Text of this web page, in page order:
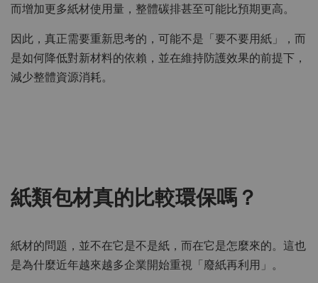
而增加更多紙材使用量，整體碳排甚至可能比預期更高。
因此，真正需要重新思考的，可能不是「要不要用紙」，而
是如何降低對新材料的依賴，並在維持防護效果的前提下，
減少整體資源消耗。
紙類包材真的比較環保嗎？
紙材的問題，並不在它是不是紙，而在它是怎麼來的。這也
是為什麼近年越來越多企業開始重視「廢紙再利用」。